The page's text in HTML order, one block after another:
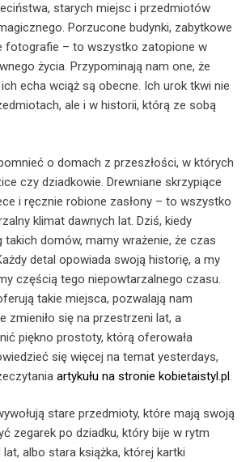
starych miejsc i przedmiotów
Porzucone budynki, zabytkowe
fotografie – to wszystko zatopione w
życia. Przypominają nam one, że
echa wciąż są obecne. Ich urok tkwi nie
ale i w historii, którą ze sobą
o domach z przeszłości, w których
czy dziadkowie. Drewniane skrzypiące
i ręcznie robione zasłony – to wszystko
klimat dawnych lat. Dziś, kiedy
domów, mamy wrażenie, że czas
detal opowiada swoją historię, a my
częścią tego niepowtarzalnego czasu.
takie miejsca, pozwalają nam
zmieniło się na przestrzeni lat, a
piękno prostoty, którą oferowała
się więcej na temat yesterdays,
artykułu na stronie kobietaistyl.pl
stare przedmioty, które mają swoją
zegarek po dziadku, który bije w rytm
albo stara książka, której kartki